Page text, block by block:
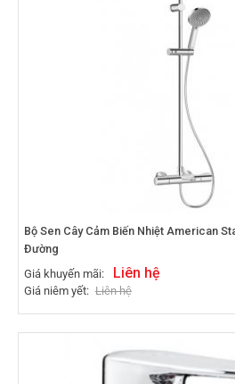
Bộ Sen Cây Cảm Biến Nhiệt American
Đường
Giá khuyến mãi:
Liên hệ
Giá niêm yết: Liên hệ